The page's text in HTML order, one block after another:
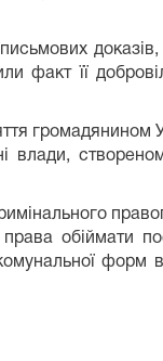
факт її
громадянином
влади,
обіймати
форм